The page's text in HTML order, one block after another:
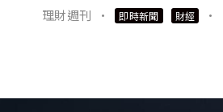
理財週刊 · 即時新聞 財經 ·